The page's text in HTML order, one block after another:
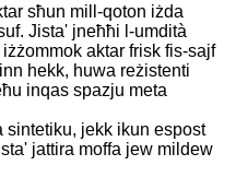
sħun mill-qoton iżda
Jista' jneħħi l-umdità
aktar frisk fis-sajf
hekk, huwa reżistenti
inqas spazju meta
sintetiku, jekk ikun espost
jattira moffa jew mildew